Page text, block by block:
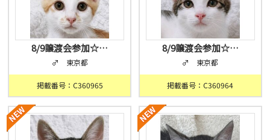
8/9譲渡会参加☆…
♂ 東京都
掲載番号：C360965
8/9譲渡会参加☆…
♂ 東京都
掲載番号：C360964